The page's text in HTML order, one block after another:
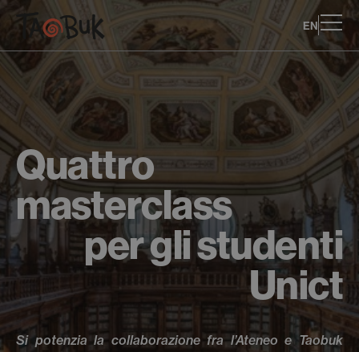
EN
Quattro
masterclass
per gli studenti
Unict
Si potenzia la collaborazione fra l’Ateneo e Taobuk